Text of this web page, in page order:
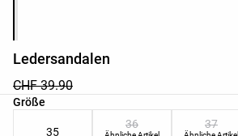
Ledersandalen
CHF 39.90
Größe
Produktgrößenliste
35
36 37